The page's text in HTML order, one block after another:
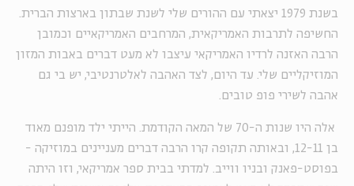
בשנת 1979 יצאתי עם ההורים שלי לשנת שבתון בארצות הברית.
החשיפה לתרבות האמריקאית, המרחבים האמריקאיים וכמובן
הרבה האזנה לרדיו האמריקאי עיצבו לא מעט דברים באבות המזון
המוזיקליים שלי. עד היום, לצד האהבה לאלטרנטיבי, יש בי גם
אהבה לשירי פופ טובים.
אלה היו שנות ה-70 של המאה הקודמת. הייתי ילד מופנם מאוד
בן 12-11, ובאותה תקופה קרו הרבה דברים מעניינים במוזיקה -
בפוסט-פאנק ובניו ווייב. למדתי בבית ספר אמריקאי, וזו היתה